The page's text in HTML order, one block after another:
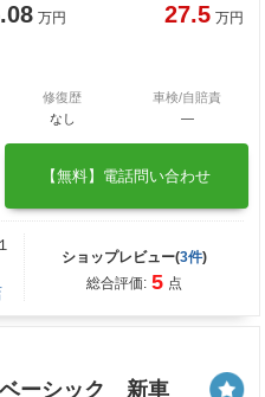
万円 27.5 万円
修復歴
なし
車検/自賠責
―
【無料】電話問い合わせ
ショップレビュー(3件)
総合評価: 5 点
ベーシック 新車